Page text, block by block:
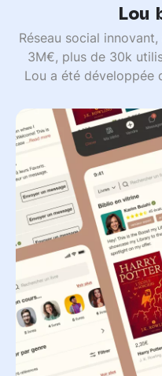
Lou
Réseau social
3M€, plus de 30k
Lou a été développée